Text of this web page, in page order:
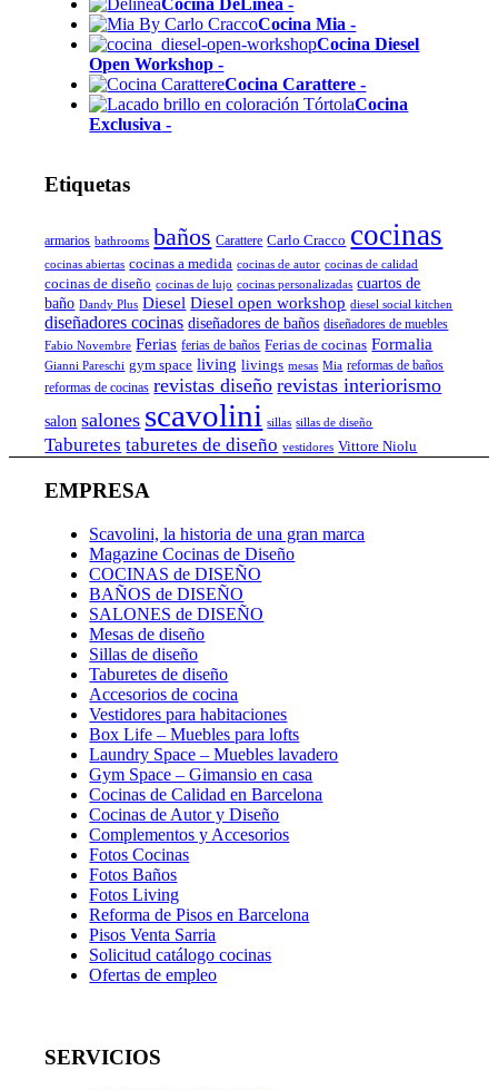
Cocina Mia -
Cocina Diesel
Open Workshop -
Cocina Carattere -
Cocina
Exclusiva -
Etiquetas
armarios bathrooms baños Carattere Carlo Cracco cocinas
cocinas abiertas cocinas a medida cocinas de autor cocinas de calidad
cocinas de diseño cocinas de lujo cocinas personalizadas cuartos de
baño Dandy Plus Diesel Diesel open workshop diesel social kitchen
diseñadores cocinas diseñadores de baños diseñadores de muebles
Fabio Novembre Ferias ferias de baños Ferias de cocinas Formalia
Gianni Pareschi gym space living livings mesas Mia reformas de baños
reformas de cocinas revistas diseño revistas interiorismo
salon salones scavolini sillas sillas de diseño
Taburetes taburetes de diseño vestidores Vittore Niolu
EMPRESA
Scavolini, la historia de una gran marca
Magazine Cocinas de Diseño
COCINAS de DISEÑO
BAÑOS de DISEÑO
SALONES de DISEÑO
Mesas de diseño
Sillas de diseño
Taburetes de diseño
Accesorios de cocina
Vestidores para habitaciones
Box Life – Muebles para lofts
Laundry Space – Muebles lavadero
Gym Space – Gimansio en casa
Cocinas de Calidad en Barcelona
Cocinas de Autor y Diseño
Complementos y Accesorios
Fotos Cocinas
Fotos Baños
Fotos Living
Reforma de Pisos en Barcelona
Pisos Venta Sarria
Solicitud catálogo cocinas
Ofertas de empleo
SERVICIOS